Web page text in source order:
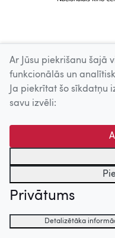
Ar Jūsu piekrišanu šajā
funkcionālās un
Ja piekrītat šo sīkdatņu
savu izvēli:
Privātums
Detalizētāka